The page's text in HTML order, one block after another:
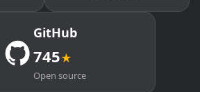
GitHub
745★
Open source